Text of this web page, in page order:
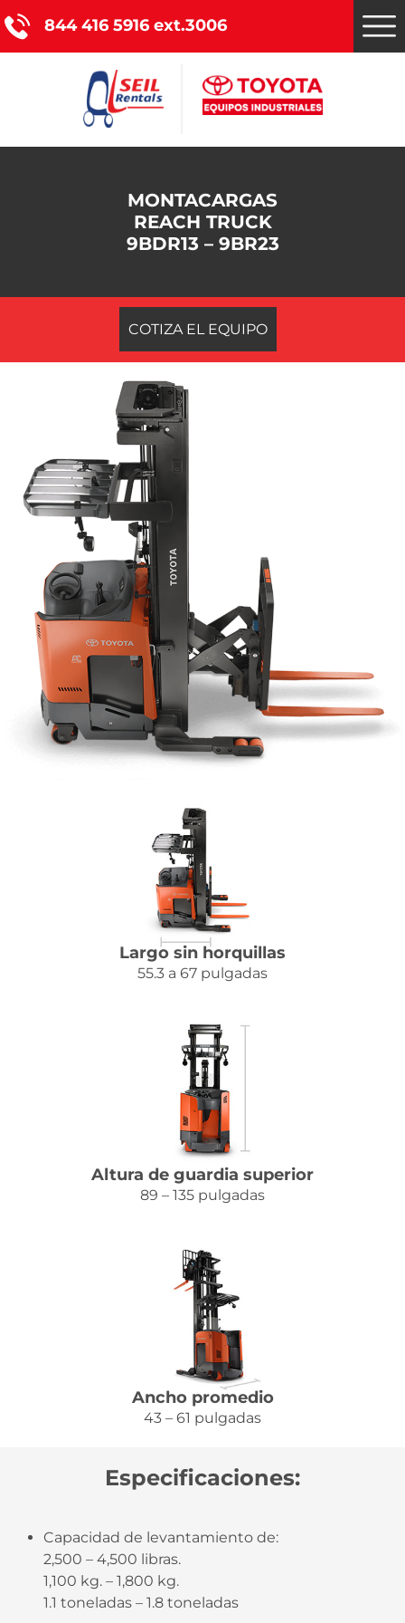
844 416 5916 ext.3006
Catálogo de productos
Promociones
MONTACARGAS
REACH TRUCK
9BDR13 – 9BR23
COTIZA EL EQUIPO
Largo sin horquillas
55.3 a 67 pulgadas
Altura de guardia superior
89 – 135 pulgadas
Ancho promedio
43 – 61 pulgadas
Especificaciones:
Capacidad de levantamiento de:
2,500 – 4,500 libras.
1,100 kg. – 1,800 kg.
1.1 toneladas – 1.8 toneladas